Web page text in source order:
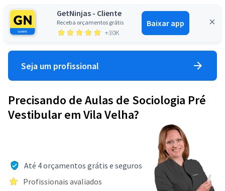
GetNinjas - Cliente
Receba orçamentos grátis
+30K
Baixar app
Entrar
Seja um profissional
Precisando de Aulas de Sociologia Pré
Vestibular em Vila Velha?
Até 4 orçamentos grátis e seguros
Profissionais avaliados